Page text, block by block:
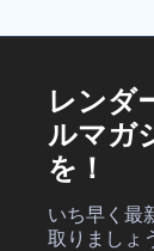
レンダ
ルマガ
を！
いち早く最
取りましょ